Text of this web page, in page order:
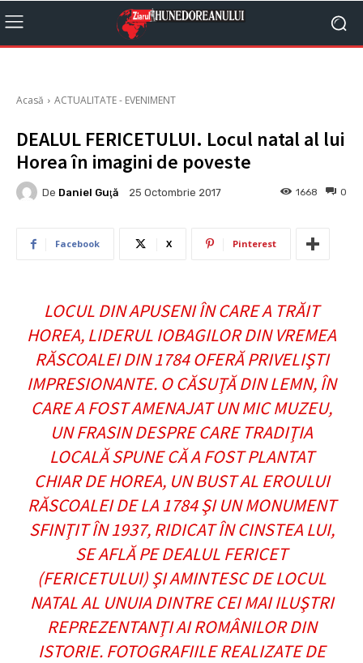
Acasă ACTUALITATE - EVENIMENT
DEALUL FERICETULUI. Locul natal al lui
Horea în imagini de poveste
De Daniel Guţă 25 Octombrie 2017 0
1668
Facebook X Pinterest
LOCUL DIN APUSENI ÎN CARE A TRĂIT
HOREA, LIDERUL IOBAGILOR DIN VREMEA
RĂSCOALEI DIN 1784 OFERĂ PRIVELIŞTI
IMPRESIONANTE. O CĂSUŢĂ DIN LEMN, ÎN
CARE A FOST AMENAJAT UN MIC MUZEU,
UN FRASIN DESPRE CARE TRADIŢIA
LOCALĂ SPUNE CĂ A FOST PLANTAT
CHIAR DE HOREA, UN BUST AL EROULUI
RĂSCOALEI DE LA 1784 ŞI UN MONUMENT
SFINŢIT ÎN 1937, RIDICAT ÎN CINSTEA LUI,
SE AFLĂ PE DEALUL FERICET
(FERICETULUI) ŞI AMINTESC DE LOCUL
NATAL AL UNUIA DINTRE CEI MAI ILUŞTRI
REPREZENTANŢI AI ROMÂNILOR DIN
ISTORIE. FOTOGRAFIILE REALIZATE DE